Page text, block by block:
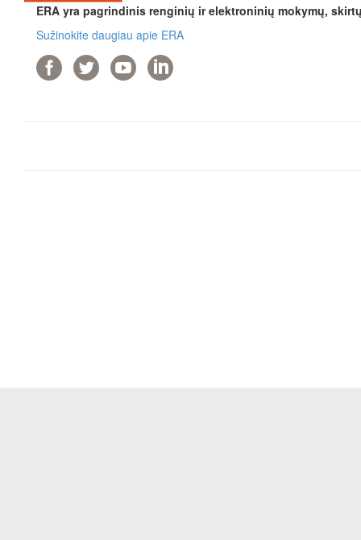
ERA yra pagrindinis renginių ir elektroninių mokymų,
Sužinokite daugiau apie ERA